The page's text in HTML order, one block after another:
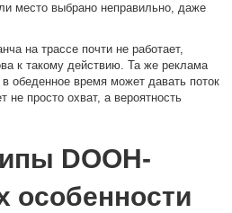
место выбрано неправильно, даже
на трассе почти не работает,
к такому действию. Та же реклама
обеденное время может давать поток
не просто охват, а вероятность
DOOH-
особенности